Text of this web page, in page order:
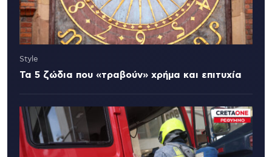
Style
Τα 5 ζώδια που «τραβούν» χρήμα και επιτυχία